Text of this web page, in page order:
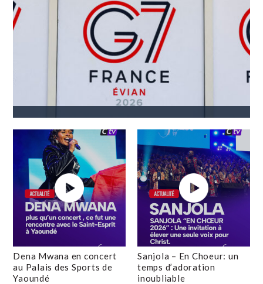
Dena Mwana en concert
au Palais des Sports de
Yaoundé
Sanjola – En Choeur: un
temps d’adoration
inoubliable